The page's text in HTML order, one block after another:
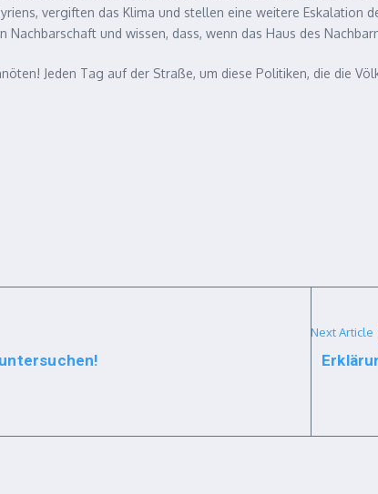
vergiften das Klima und stellen eine weitere Eskalation
Nachbarschaft und wissen, dass, wenn das Haus des
Jeden Tag auf der Straße, um diese Politiken, die die
Next Article